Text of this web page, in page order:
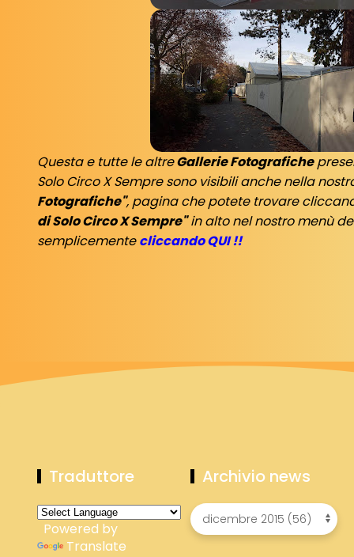
Questa e tutte le altreGallerie Fotografiche
Solo Circo X Sempre sono visibili anche nella
Fotografiche", pagina che potete trovare
di Solo Circo X Sempre"in alto nel nostro menù
semplicementecliccando QUI !!
Traduttore
Powered by
Translate
Archivio news